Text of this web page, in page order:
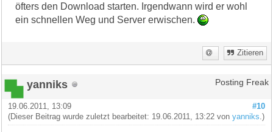
öfters den Download starten. Irgendwann wird er wohl
ein schnellen Weg und Server erwischen.
Zitieren
yanniks Posting Freak
#10
19.06.2011, 13:09
(Dieser Beitrag wurde zuletzt bearbeitet: 19.06.2011, 13:22 vonyanniks .)